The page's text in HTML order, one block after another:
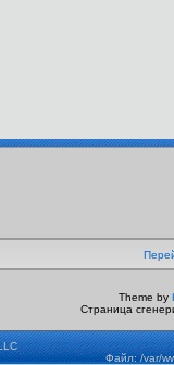
Theme by
Страница
Файл: /var/